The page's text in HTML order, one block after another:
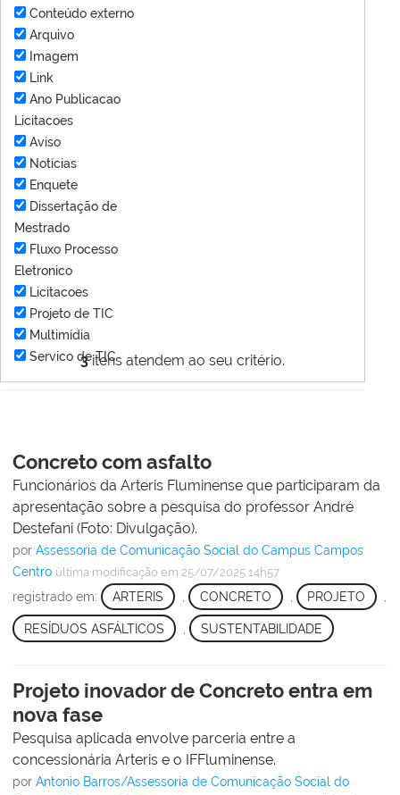
3itens atendem ao seu critério.
Conteúdo externo
Arquivo
Imagem
Link
Ano Publicacao
Licitacoes
Aviso
Notícias
Enquete
Dissertação de
Mestrado
Fluxo Processo
Eletronico
Licitacoes
Projeto de TIC
Multimídia
Servico de TIC
Concreto com asfalto
Funcionários da Arteris Fluminense que participaram da
apresentação sobre a pesquisa do professor André
Destefani (Foto: Divulgação).
por Assessoria de Comunicação Social do Campus Campos
Centro última modificação em 25/07/2025 14h57
registrado em: ARTERIS CONCRETO PROJETO
RESÍDUOS ASFÁLTICOS SUSTENTABILIDADE
Projeto inovador de Concreto entra em
nova fase
Pesquisa aplicada envolve parceria entre a
concessionária Arteris e o IFFluminense.
por Antonio Barros/Assessoria de Comunicação Social do